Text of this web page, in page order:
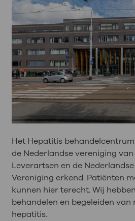
Het Hepatitis
de Nederlandse vereniging
Leverartsen en de
Vereniging erkend. Patiënten
kunnen hier terecht. Wij
behandelen en begeleiden van
hepatitis.